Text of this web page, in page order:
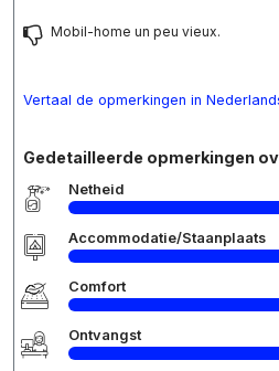
Mobil-home un peu vieux.
Vertaal de opmerkingen in
Gedetailleerde opmerkingen
Netheid
Accommodatie/Staanplaats
Comfort
Ontvangst